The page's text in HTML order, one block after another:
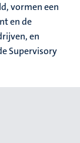
vormen een
en de
en
Supervisory